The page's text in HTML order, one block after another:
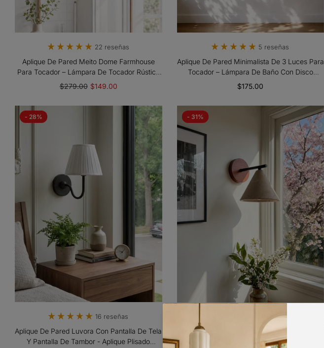
22 reseñas
Aplique De Pared Meito Dome Farmhouse
Para Tocador – Lámpara De Tocador Rústica
Y Colorida Para Baño
$279.00 $149.00
5 reseñas
Aplique De Pared Minimalista De 3 Luces Para
Tocador – Lámpara De Baño Con Disco
Metálico Redondo Para Espejo
$175.00
- 28%
16 reseñas
Aplique De Pared Luvora Con Pantalla De Tela
Y Pantalla De Tambor - Aplique Plisado
- 31%
11 reseñas
Aplique De Pared Cónico De Travertino
Moderno - Iluminación De Acento Minimalista